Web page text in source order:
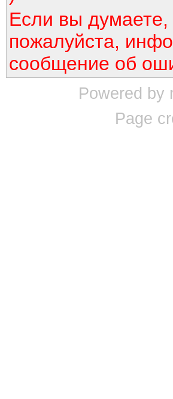
Если вы
пожалуйста,
сообщение об
Powered by
Page